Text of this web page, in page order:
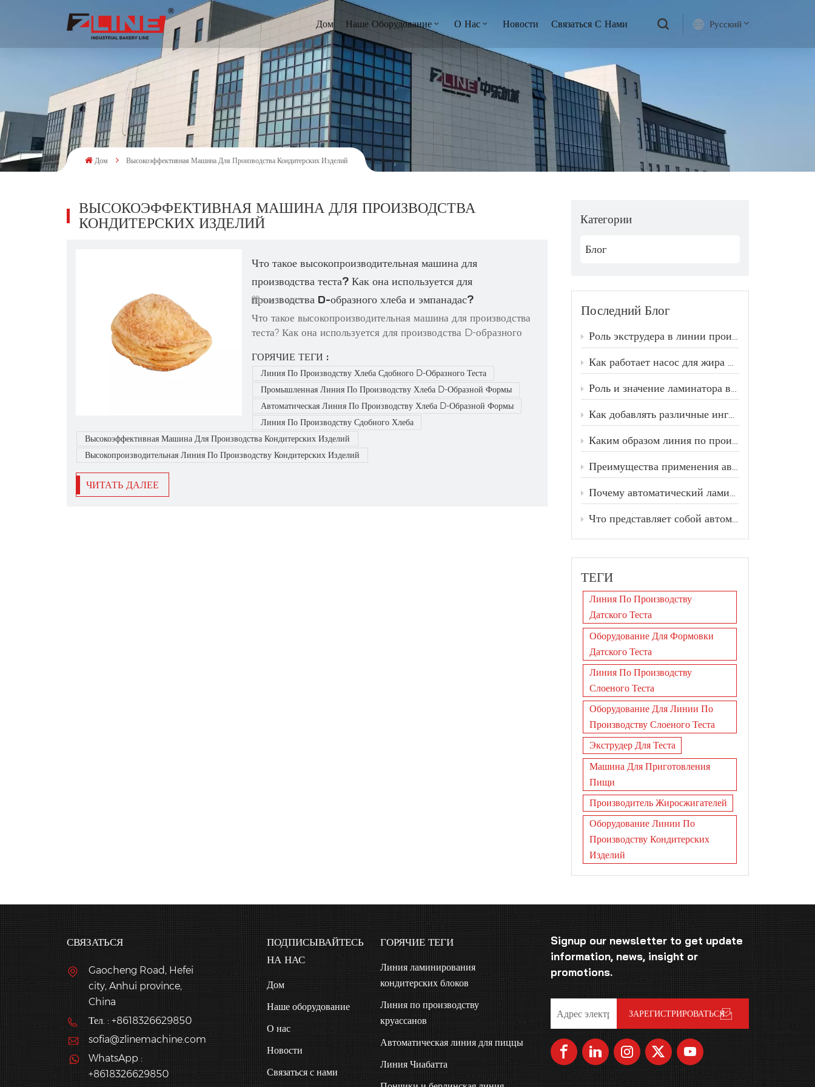
Дом Наше Оборудование О Нас Новости Связаться С Нами Русский
русский
español
Дом Высокоэффективная Машина Для Производства Кондитерских Изделий
Категории
Блог
Последний Блог
Роль экструдера в линии производства кондитерских изделий
Как работает насос для жира на линии производства кондитерских изделий?
Роль и значение ламинатора в производстве кондитерских изделий
Как добавлять различные ингредиенты, такие как изюм и орехи, в автоматическую линию по производству датского хлеба
Каким образом линия по производству кондитерских изделий удовлетворяет спрос пекарен на хлеб разных размеров и форм?
Преимущества применения автоматической линии по производству тостового хлеба
Почему автоматический ламинатор для слоеного теста является идеальным выбором для производства датской выпечки?
Что представляет собой автоматическая линия по производству дрожжевого закрученного хлеба?
ТЕГИ
Линия По Производству
Датского Теста
Оборудование Для Формовки
Датского Теста
Линия По Производству
Слоеного Теста
Оборудование Для Линии По
Производству Слоеного Теста
Экструдер Для Теста
Машина Для Приготовления
Пищи
Производитель Жиросжигателей
Оборудование Линии По
Производству Кондитерских
Изделий
ВЫСОКОЭФФЕКТИВНАЯ МАШИНА ДЛЯ ПРОИЗВОДСТВА
КОНДИТЕРСКИХ ИЗДЕЛИЙ
Что такое высокопроизводительная машина для
производства теста? Как она используется для
производства D-образного хлеба и эмпанадас?
Aug 13, 2025
Что такое высокопроизводительная машина для производства
теста? Как она используется для производства D-образного
производства теста становится стандартным оборудованием
современных пекарен. Объединяя в себе раскатку теста,
контроль толщины, точну...
ГОРЯЧИЕ ТЕГИ :
Линия По Производству Хлеба Сдобного D-Образного Теста
Промышленная Линия По Производству Хлеба D-Образной Формы
Автоматическая Линия По Производству Хлеба D-Образной Формы
Линия По Производству Сдобного Хлеба
Высокоэффективная Машина Для Производства Кондитерских Изделий
Высокопроизводительная Линия По Производству Кондитерских Изделий
ЧИТАТЬ ДАЛЕЕ
СВЯЗАТЬСЯ
Gaocheng Road, Hefei
city, Anhui province,
China
Тел. : +8618326629850
sofia@zlinemachine.com
WhatsApp :
+8618326629850
ПОДПИСЫВАЙТЕСЬ
НА НАС
Дом
Наше оборудование
О нас
Новости
Связаться с нами
ГОРЯЧИЕ ТЕГИ
Линия ламинирования
кондитерских блоков
Линия по производству
круассанов
Автоматическая линия для пиццы
Линия Чиабатта
Signup our newsletter to get update
information, news, insight or
promotions.